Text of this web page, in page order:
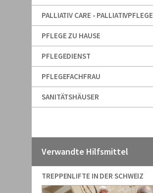
PALLIATIV CARE - PALLIATIVPFLEGE
PFLEGE ZU HAUSE
PFLEGEDIENST
PFLEGEFACHFRAU
SANITÄTSHÄUSER
Verwandte Hilfsmittel
TREPPENLIFTE IN DER SCHWEIZ